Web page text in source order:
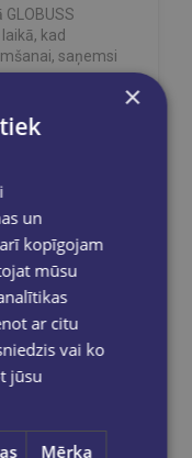
kad
saņemsi
×
un
kopīgojam
mūsu
ar citu
vai ko
jūsu
Mērķa